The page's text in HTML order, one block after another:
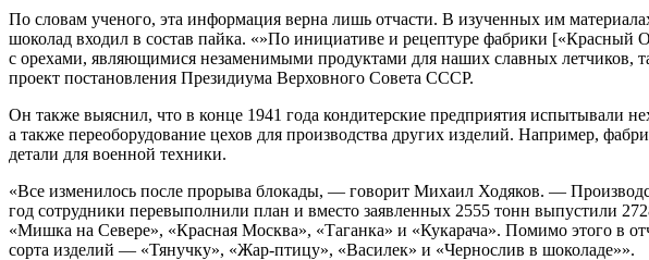
По словам ученого, эта информация верна лишь отчасти. В изученных им
шоколад входил в состав пайка. «»По инициативе и рецептуре фабрики [«Красный
с орехами, являющимися незаменимыми продуктами для наших славных летчиков,
проект постановления Президиума Верховного Совета СССР.
Он также выяснил, что в конце 1941 года кондитерские предприятия испытывали
а также переоборудование цехов для производства других изделий. Например,
детали для военной техники.
«Все изменилось после прорыва блокады, — говорит Михаил Ходяков. —
год сотрудники перевыполнили план и вместо заявленных 2555 тонн выпустили
«Мишка на Севере», «Красная Москва», «Таганка» и «Кукарача». Помимо этого в
сорта изделий — «Тянучку», «Жар-птицу», «Василек» и «Чернослив в шоколаде»».